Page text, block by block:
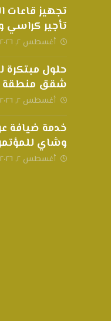
تجهيز قاعات
تأجير كراسي
أغسطس ٢, ٢٠٢٦
حلول مبتكرة
شقق منطقة
أغسطس ٢, ٢٠٢٦
خدمة ضيافة
وشاي
أغسطس ٢, ٢٠٢٦